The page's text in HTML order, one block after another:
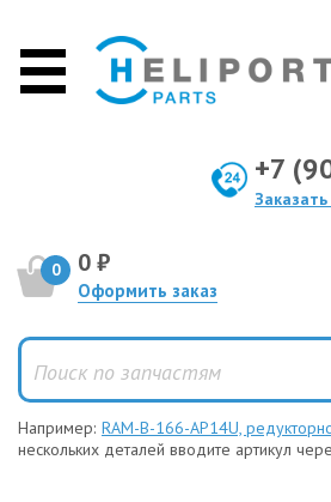
+7
0 0 ₽
Оформить заказ
Например: RAM-B-166-AP14U,
нескольких деталей вводите артикул